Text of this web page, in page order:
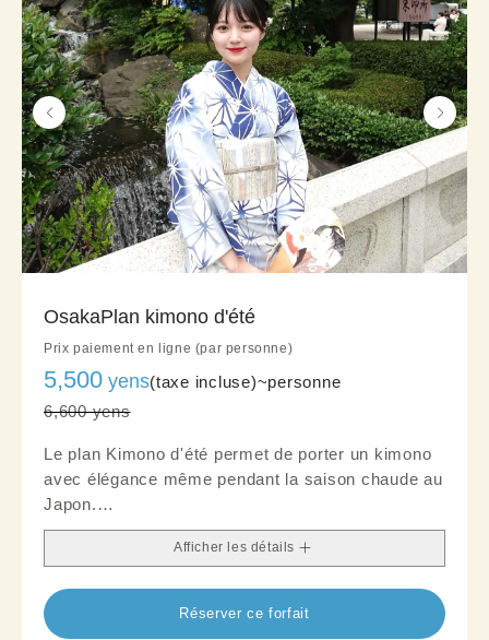
OsakaPlan kimono d'été
Prix paiement en ligne (par personne)
5,500 yens(taxe incluse)~personne
6,600 yens
Le plan Kimono d'été permet de porter un kimono
avec élégance même pendant la saison chaude au
Japon.
Confectionné dans des tissus légers et respirants,
il reste frais et confortable, idéal pour les visites
Sa texture aérienne et ses motifs d'inspiration
estivale offrent une allure gracieuse et
Afficher les détails
Réserver ce forfait